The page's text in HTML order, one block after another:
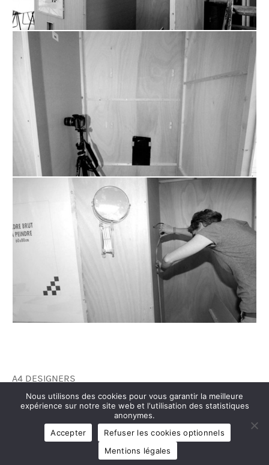
A4 DESIGNERS
PROJETS
PRÉSENTATION
MENTIONS LÉGALES
PLAN DU SITE
CRÉATION SITE INTERNET
Nous utilisons des cookies pour vous garantir la meilleure
expérience sur notre site web et l'utilisation des statistiques
anonymes.
Accepter
Refuser les cookies optionnels
Mentions légales